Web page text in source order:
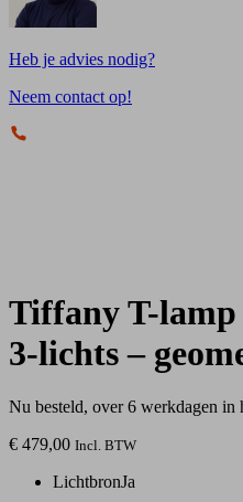
Heb je advies nodig?
Neem contact op!
Tiffany T-
3-lichts –
Nu besteld, over 6 werkdagen in
€ 479,00 Incl. BTW
LichtbronJa